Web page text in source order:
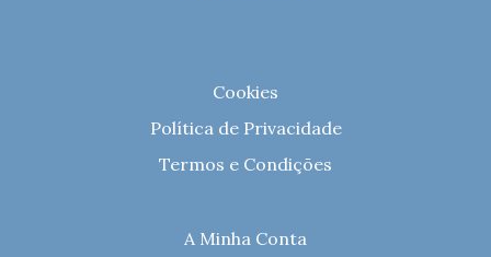
Cookies
Política de Privacidade
Termos e Condições
A Minha Conta